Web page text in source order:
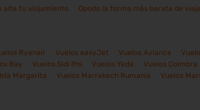
alta tu alojamiento Opodo la forma más barata de
Ryanair Vuelos easyJet Vuelos Avianca
Bay Vuelos Sidi Ifni Vuelos Yeda Vuelos Coimbra
Margarita Vuelos Marrakech Rumania Vuelos